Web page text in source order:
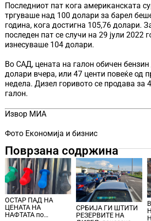
Последниот пат кога американската
тргуваше над 100 долари за барел
година, кога достигна 105,76 долари.
последен пат се случи на 29 јули 2022
изнесуваше 104 долари.
Во САД, цената на галон обичен бензин
долари вчера, или 47 центи повеќе од
недела. Дизел горивото се продава за
галон.
Извор МИА
Фото Економија и бизнис
Поврзана содржина
ОСТАР ПАД НА
ЦЕНАТА НА
НАФТАТА по
СРБИЈА ГИ ШТИТИ
РЕЗЕРВИТЕ НА